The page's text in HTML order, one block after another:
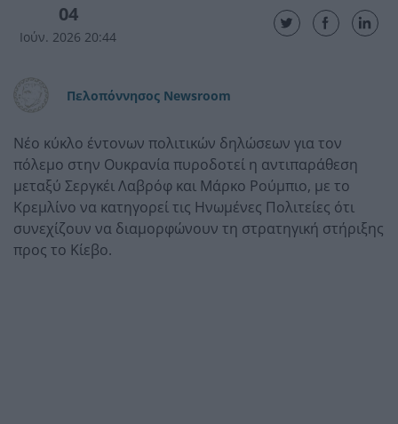
04
Ιούν. 2026 20:44
Πελοπόννησος Newsroom
Νέο κύκλο έντονων πολιτικών δηλώσεων για τον
πόλεμο στην Ουκρανία πυροδοτεί η αντιπαράθεση
μεταξύ Σεργκέι Λαβρόφ και Μάρκο Ρούμπιο, με το
Κρεμλίνο να κατηγορεί τις Ηνωμένες Πολιτείες ότι
συνεχίζουν να διαμορφώνουν τη στρατηγική στήριξης
προς το Κίεβο.